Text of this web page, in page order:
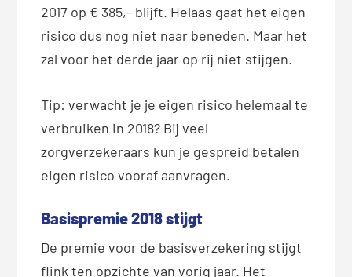
2017 op € 385,- blijft. Helaas gaat het eigen
risico dus nog niet naar beneden. Maar het
zal voor het derde jaar op rij niet stijgen.
Tip: verwacht je je eigen risico helemaal te
verbruiken in 2018? Bij veel
zorgverzekeraars kun je gespreid betalen
eigen risico vooraf aanvragen.
Basispremie 2018 stijgt
De premie voor de basisverzekering stijgt
flink ten opzichte van vorig jaar. Het